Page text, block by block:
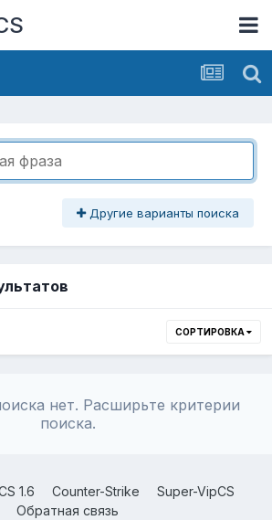
Другие варианты поиска
СОРТИРОВКА
нет. Расширьте критерии
поиска.
1.6 Counter-Strike
Super-VipCS
Обратная связь